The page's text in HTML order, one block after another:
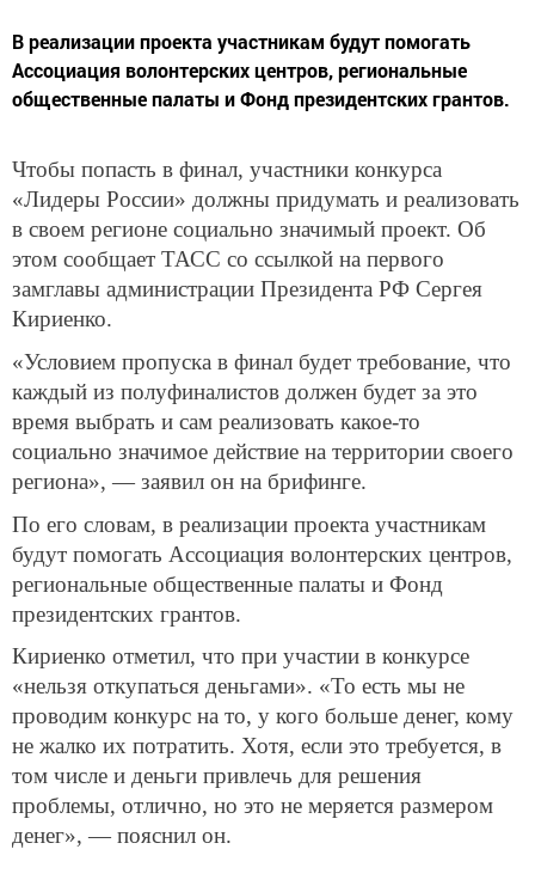
В реализации проекта участникам будут помогать
Ассоциация волонтерских центров, региональные
общественные палаты и Фонд президентских грантов.
Чтобы попасть в финал, участники конкурса
«Лидеры России» должны придумать и реализовать
в своем регионе социально значимый проект. Об
этом сообщает ТАСС со ссылкой на первого
замглавы администрации Президента РФ Сергея
Кириенко.
«Условием пропуска в финал будет требование, что
каждый из полуфиналистов должен будет за это
время выбрать и сам реализовать какое-то
социально значимое действие на территории своего
региона», — заявил он на брифинге.
По его словам, в реализации проекта участникам
будут помогать Ассоциация волонтерских центров,
региональные общественные палаты и Фонд
президентских грантов.
Кириенко отметил, что при участии в конкурсе
«нельзя откупаться деньгами». «То есть мы не
проводим конкурс на то, у кого больше денег, кому
не жалко их потратить. Хотя, если это требуется, в
том числе и деньги привлечь для решения
проблемы, отлично, но это не меряется размером
денег», — пояснил он.